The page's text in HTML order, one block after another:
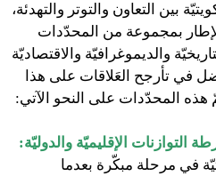
بين التعاون والتوتر والتهدئة،
بمجموعة من المحدّدات
والديموغرافيّة والاقتصاديّة
في تأرجح العَلاقات على هذا
هذه المحدّدات على النحو الآتي:
التوازنات الإقليميّة والدوليّة:
في مرحلة مبكّرة بعدما